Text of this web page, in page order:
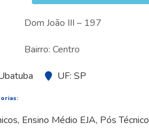
Dom João III – 197
Bairro: Centro
UF: SP
, Ensino Médio EJA, Pós Técnico